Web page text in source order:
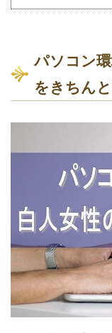
パソコン
をきちん